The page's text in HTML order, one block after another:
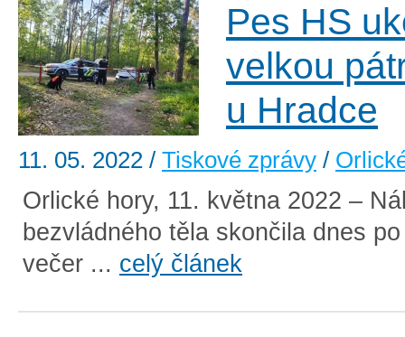
Pes HS
velkou
u Hradce
11. 05. 2022 / Tiskové zprávy /
Orlické hory, 11. května 2022 –
bezvládného těla skončila dnes
večer ... celý článek